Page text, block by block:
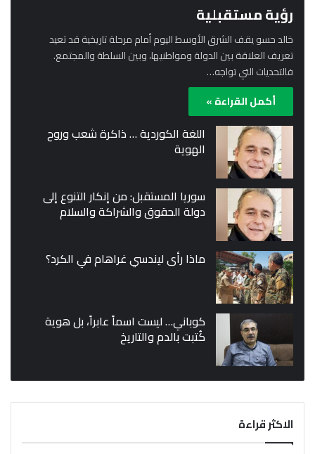
رؤية مستقبلية
خالد حسو يقف الشرق الأوسط اليوم أمام مرحلة تاريخية قد تعيد
تعريف العلاقة بين الدولة ومواطنيها، وبين السلطة والمجتمع.
فالتحديات التي تواجه…
أكمل القراءة »
اللغة الكوردية … ذاكرة شعب وروح
الهوية
سوريا المستقبل: من إنكار التنوع إلى
دولة الحقوق والشراكة والسلام
ماذا رأى ليندسي غراهام في الكرد؟
كوباني… ليست اسماً عابراً، بل هوية
كُتبت بالدم والتاريخ
الاكثر قراءة